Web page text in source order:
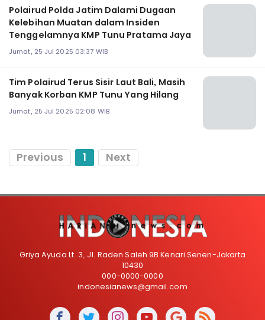
Polairud Polda Jatim Dalami Dugaan
Kelebihan Muatan dalam Insiden
Tenggelamnya KMP Tunu Pratama Jaya
Jumat, 25 Jul 2025 03:37 WIB
Tim Polairud Terus Sisir Laut Bali, Masih
Banyak Korban KMP Tunu Yang Hilang
Jumat, 25 Jul 2025 02:08 WIB
Previous 1 Next
Griya Ayuda Lt. 3, Jl. Raden Saleh 9B Kenari Senen-Jakarta
10430
000-0000-0000
indonesianews@gmail.com